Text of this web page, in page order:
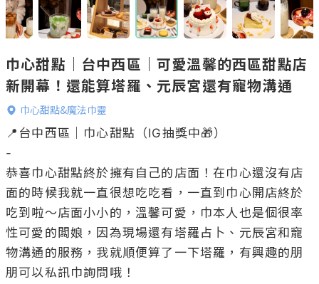
巾心甜點｜台中西區｜可愛溫馨的西區甜點店
新開幕！還能算塔羅、元辰宮還有寵物溝通
巾心甜點&魔法巾靈
📍台中西區｜巾心甜點（IG抽獎中🎁）
-
恭喜巾心甜點終於擁有自己的店面！在巾心還沒有店
面的時候我就一直很想吃吃看，一直到巾心開店終於
吃到啦～店面小小的，溫馨可愛，巾本人也是個很率
性可愛的闆娘，因為現場還有塔羅占卜、元辰宮和寵
物溝通的服務，我就順便算了一下塔羅，有興趣的朋
朋可以私訊巾詢問哦！